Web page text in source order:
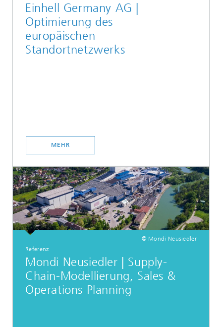
Einhell Germany AG |
Optimierung des
europäischen
Standortnetzwerks
MEHR
© Mondi Neusiedler
Referenz
Mondi Neusiedler | Supply-
Chain-Modellierung, Sales &
Operations Planning